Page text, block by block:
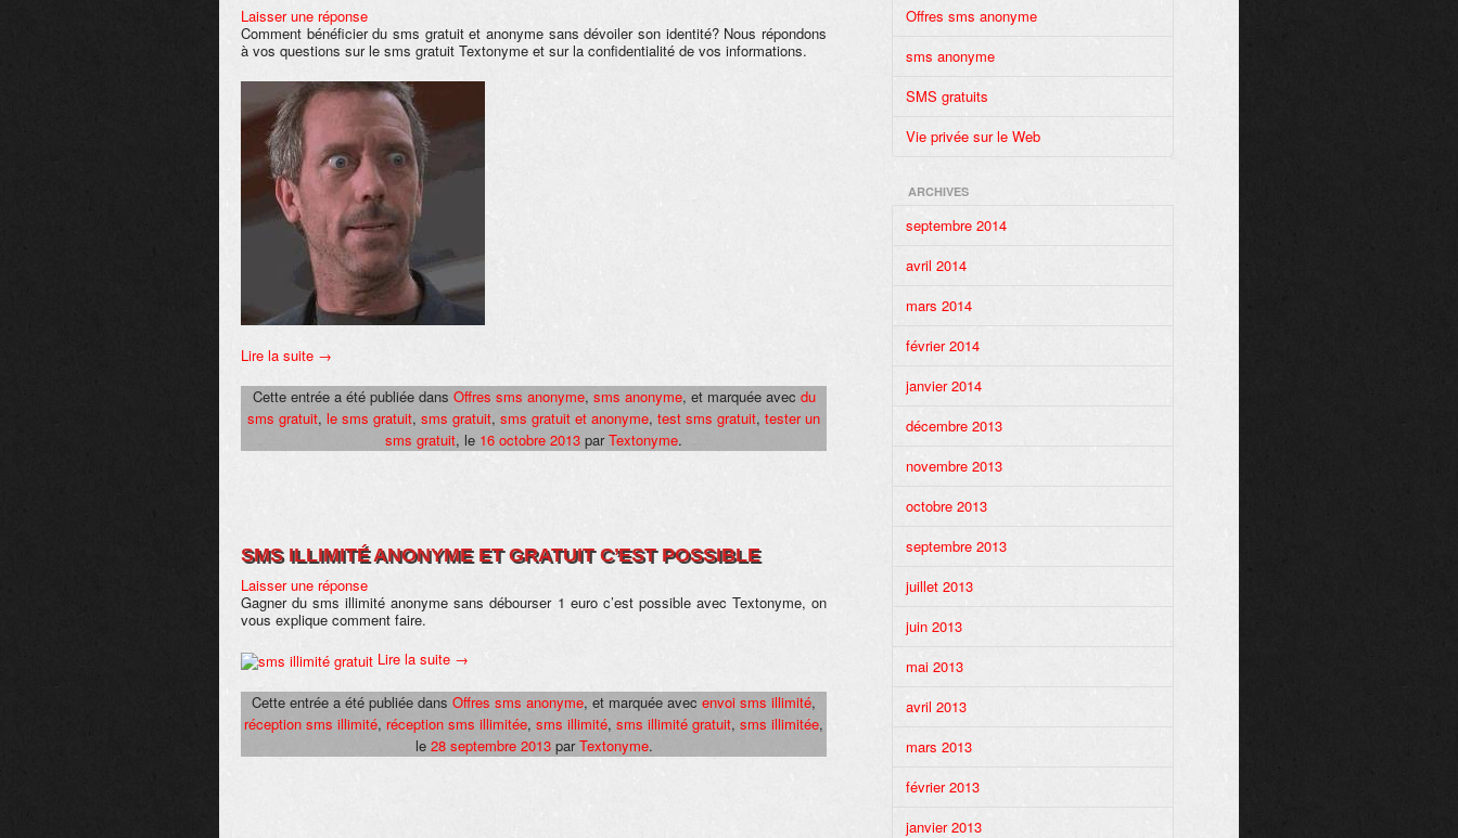
Laisser une réponse
Comment bénéficier du sms gratuit et anonyme sans dévoiler son identité? Nous répondons
à vos questions sur le sms gratuit Textonyme et sur la confidentialité de vos informations.
Lire la suite →
Cette entrée a été publiée dans Offres sms anonyme, sms anonyme, et marquée avec du
sms gratuit, le sms gratuit, sms gratuit, sms gratuit et anonyme, test sms gratuit, tester un
sms gratuit, le 16 octobre 2013 parTextonyme.
SMS ILLIMITÉ ANONYME ET GRATUIT C’EST POSSIBLE
Laisser une réponse
Gagner du sms illimité anonyme sans débourser 1 euro c’est possible avec Textonyme, on
vous explique comment faire.
Lire la suite →
Cette entrée a été publiée dans Offres sms anonyme, et marquée avec envoi sms illimité,
réception sms illimité, réception sms illimitée, sms illimité, sms illimité gratuit, sms illimitée,
le 28 septembre 2013 parTextonyme.
Offres sms anonyme
sms anonyme
SMS gratuits
Vie privée sur le Web
ARCHIVES
septembre 2014
avril 2014
mars 2014
février 2014
janvier 2014
décembre 2013
novembre 2013
octobre 2013
septembre 2013
juillet 2013
juin 2013
mai 2013
avril 2013
mars 2013
février 2013
janvier 2013